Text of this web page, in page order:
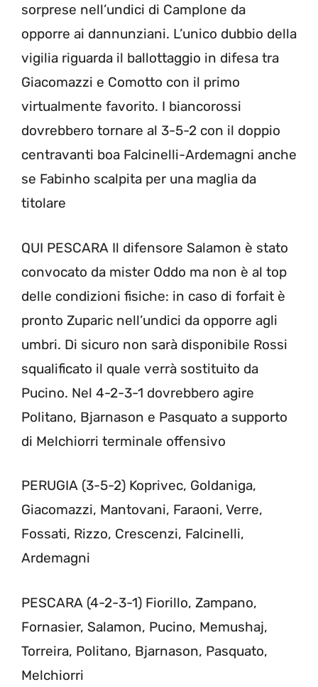
sorprese nell’undici di Camplone da
opporre ai dannunziani. L’unico dubbio della
vigilia riguarda il ballottaggio in difesa tra
Giacomazzi e Comotto con il primo
virtualmente favorito. I biancorossi
dovrebbero tornare al 3-5-2 con il doppio
centravanti boa Falcinelli-Ardemagni anche
se Fabinho scalpita per una maglia da
titolare
QUI PESCARA Il difensore Salamon è stato
convocato da mister Oddo ma non è al top
delle condizioni fisiche: in caso di forfait è
pronto Zuparic nell’undici da opporre agli
umbri. Di sicuro non sarà disponibile Rossi
squalificato il quale verrà sostituito da
Pucino. Nel 4-2-3-1 dovrebbero agire
Politano, Bjarnason e Pasquato a supporto
di Melchiorri terminale offensivo
PERUGIA (3-5-2) Koprivec, Goldaniga,
Giacomazzi, Mantovani, Faraoni, Verre,
Fossati, Rizzo, Crescenzi, Falcinelli,
Ardemagni
PESCARA (4-2-3-1) Fiorillo, Zampano,
Fornasier, Salamon, Pucino, Memushaj,
Torreira, Politano, Bjarnason, Pasquato,
Melchiorri